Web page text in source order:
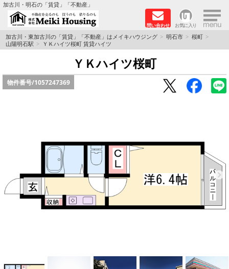
加古川・明石の「賃貸」「不動産」
問い合わせ お気に入り ×
TOPページ
☆メイキハウジングオススメ物件特集☆
都市ガス物件
ペットOK物件
保証人不要物件
◆新築物件の新設備で快適♪◆
加古川・東加古川の「賃貸」「不動産」はメイキハウジング 明石市
桜町
山陽明石駅
ＹＫハイツ桜町 賃貸ハイツ
ＹＫハイツ桜町
物件番号/1057247369